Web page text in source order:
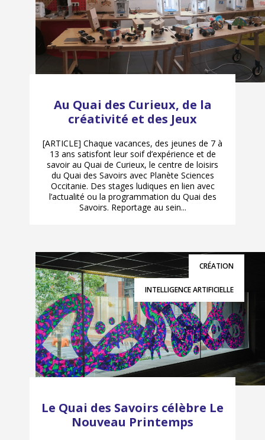
Au Quai des Curieux, de la
créativité et des Jeux
[ARTICLE] Chaque vacances, des jeunes de 7 à
13 ans satisfont leur soif d’expérience et de
savoir au Quai de Curieux, le centre de loisirs
du Quai des Savoirs avec Planète Sciences
Occitanie. Des stages ludiques en lien avec
l’actualité ou la programmation du Quai des
Savoirs. Reportage au sein...
CRÉATION
INTELLIGENCE ARTIFICIELLE
Le Quai des Savoirs célèbre Le
Nouveau Printemps